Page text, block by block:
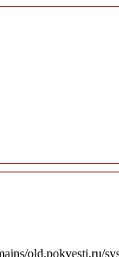
old.pokvesti.ru/